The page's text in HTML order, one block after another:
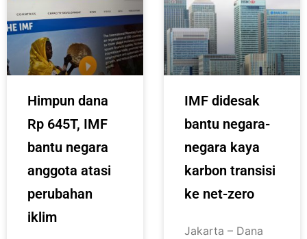
Himpun dana
Rp 645T, IMF
bantu negara
anggota atasi
perubahan
iklim
IMF didesak
bantu negara-
negara kaya
karbon transisi
ke net-zero
Jakarta – Dana